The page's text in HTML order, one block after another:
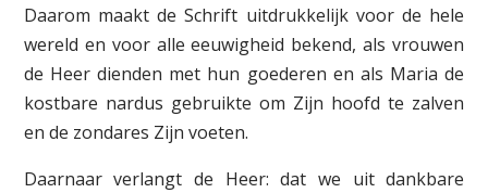
Daarom maakt de Schrift uitdrukkelijk voor de hele
wereld en voor alle eeuwigheid bekend, als vrouwen
de Heer dienden met hun goederen en als Maria de
kostbare nardus gebruikte om Zijn hoofd te zalven
en de zondares Zijn voeten.
Daarnaar verlangt de Heer: dat we uit dankbare